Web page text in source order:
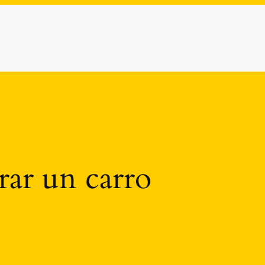
un carro